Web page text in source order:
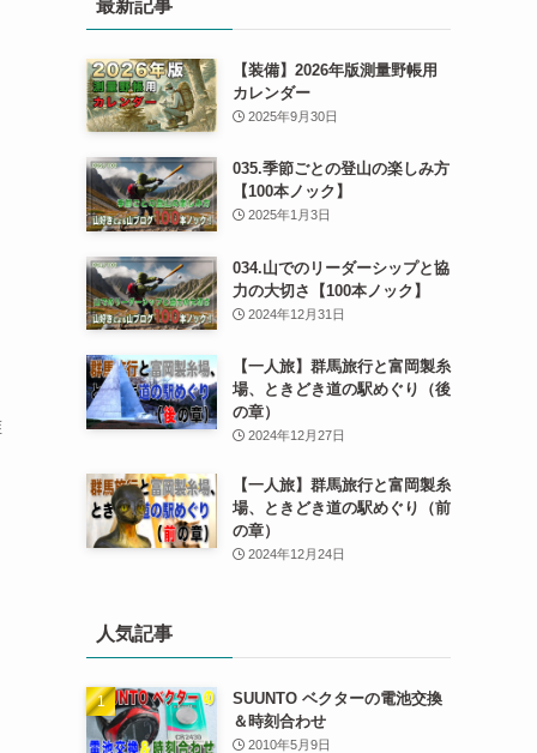
最新記事
【装備】2026年版測量野帳用
カレンダー
2025年9月30日
035.季節ごとの登山の楽しみ方
【100本ノック】
2025年1月3日
034.山でのリーダーシップと協
力の大切さ【100本ノック】
2024年12月31日
【一人旅】群馬旅行と富岡製糸
場、ときどき道の駅めぐり（後
の章）
2024年12月27日
【一人旅】群馬旅行と富岡製糸
場、ときどき道の駅めぐり（前
の章）
2024年12月24日
人気記事
SUUNTO ベクターの電池交換
＆時刻合わせ
2010年5月9日